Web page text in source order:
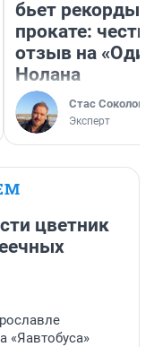
бьет рекорды в
прокате:
отзыв на
Нолана
Стас Соколов
Эксперт
цветник
«Яавтобуса»